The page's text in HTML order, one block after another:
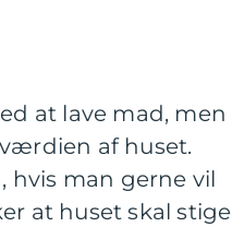
at lave mad, men
af huset.
hvis man gerne vil
at huset skal stige